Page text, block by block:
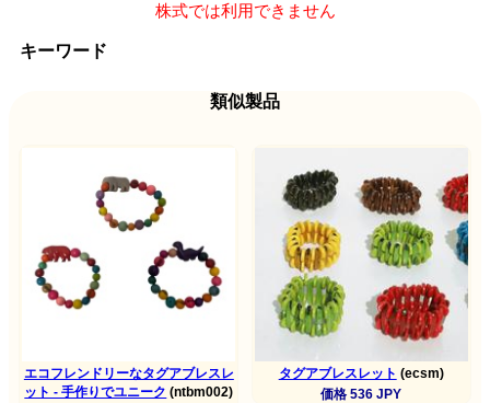
株式では利用できません
キーワード
類似製品
エコフレンドリーなタグアブレスレ
ット - 手作りでユニーク (ntbm002)
タグアブレスレット (ecsm)
価格 536 JPY